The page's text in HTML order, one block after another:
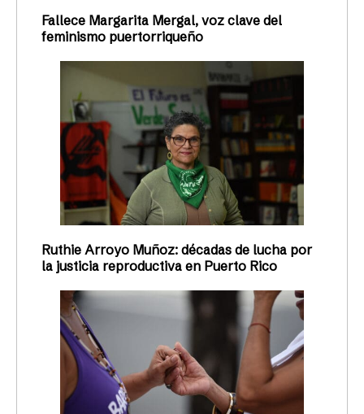
Fallece Margarita Mergal, voz clave del
feminismo puertorriqueño
Ruthie Arroyo Muñoz: décadas de lucha por
la justicia reproductiva en Puerto Rico